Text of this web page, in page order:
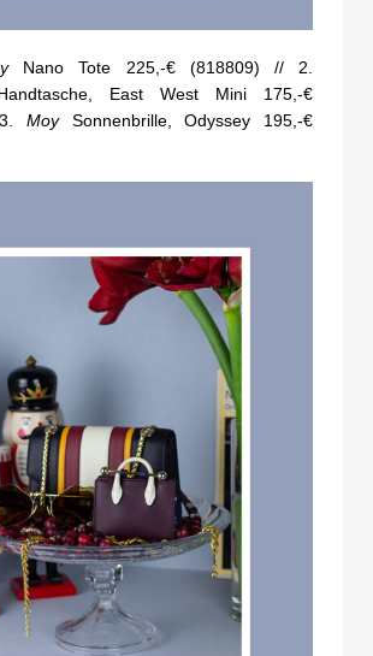
Nano Tote 225,-€ (818809) // 2.
East West Mini 175,-€
MoySonnenbrille, Odyssey 195,-€